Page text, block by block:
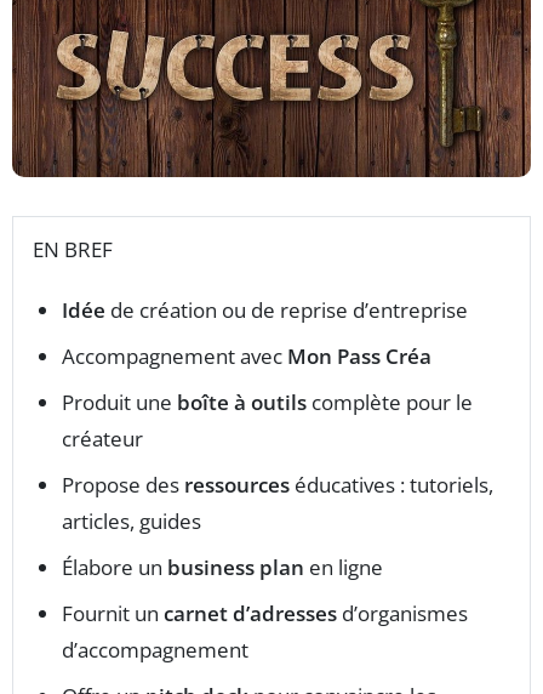
EN BREF
Idée de création ou de reprise d’entreprise
Accompagnement avec Mon Pass Créa
Produit une boîte à outils complète pour le
créateur
Propose des ressources éducatives : tutoriels,
articles, guides
Élabore un business plan en ligne
Fournit un carnet d’adresses d’organismes
d’accompagnement